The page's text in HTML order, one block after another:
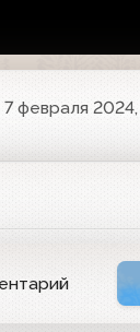
7 февраля